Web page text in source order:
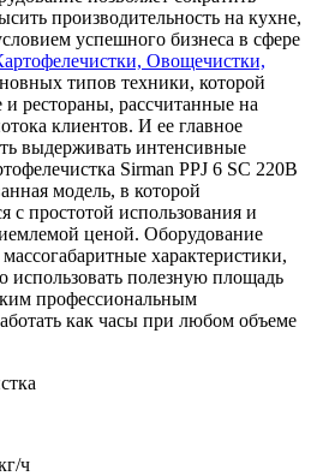
производительность на кухне,
успешного бизнеса в сфере
Овощечистки,
типов техники, которой
рестораны, рассчитанные на
клиентов. И ее главное
выдерживать интенсивные
Sirman PPJ 6 SC 220В
модель, в которой
с простотой использования и
ценой. Оборудование
характеристики,
использовать полезную площадь
профессиональным
как часы при любом объеме
ч